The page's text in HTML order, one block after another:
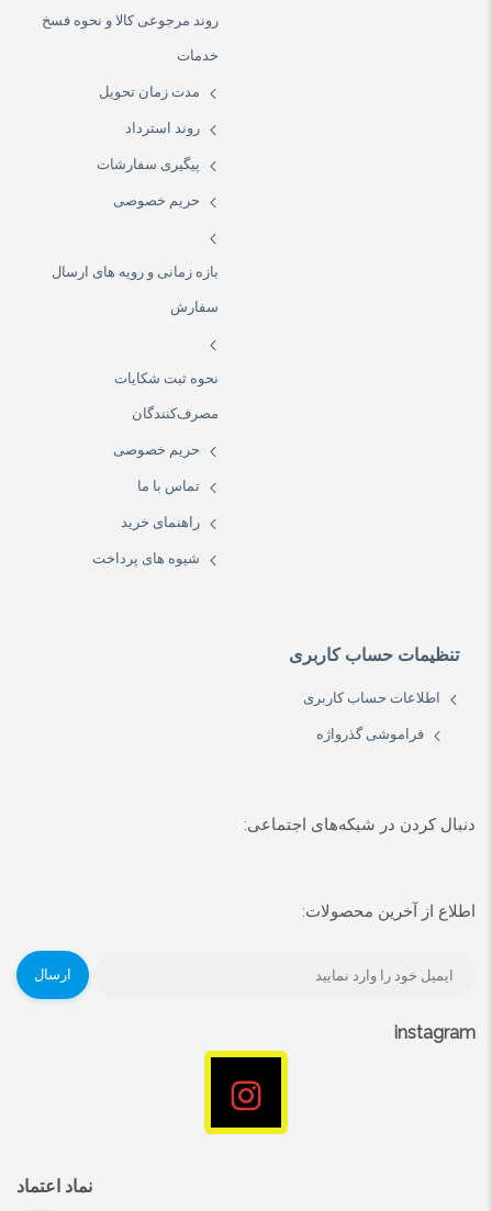
روند مرجوعی کالا و نحوه فسخ
خدمات
مدت زمان تحویل
روند استرداد
پیگیری سفارشات
حریم خصوصی
بازه زمانی و رویه های ارسال
سفارش
نحوه ثبت شکایات
مصرف‌کنندگان
حریم خصوصی
تماس با ما
راهنمای خرید
شیوه های پرداخت
تنظیمات حساب کاربری
اطلاعات حساب کاربری
فراموشی گذرواژه
دنبال کردن در شبکه‌های اجتماعی:
اطلاع از آخرین محصولات:
ارسال
instagram
نماد اعتماد